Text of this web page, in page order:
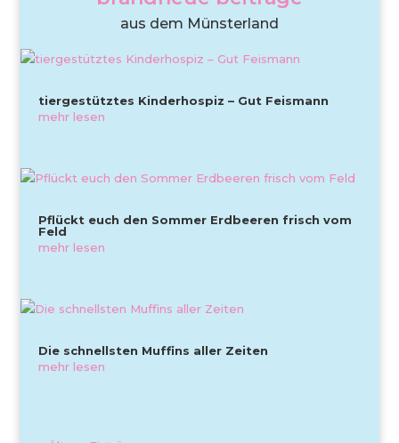
aus dem Münsterland
tiergestütztes Kinderhospiz – Gut Feismann
mehr lesen
Pflückt euch den Sommer Erdbeeren frisch vom
Feld
mehr lesen
Die schnellsten Muffins aller Zeiten
mehr lesen